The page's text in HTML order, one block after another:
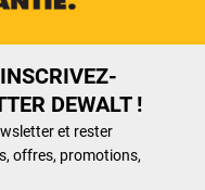
DEWALT !
et rester
offres, promotions,